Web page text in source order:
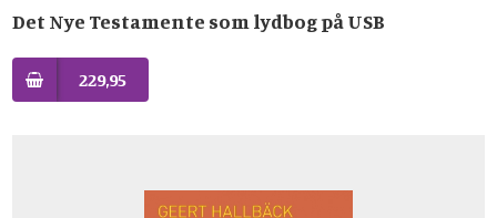
Det Nye Testamente som lydbog på USB
229,95